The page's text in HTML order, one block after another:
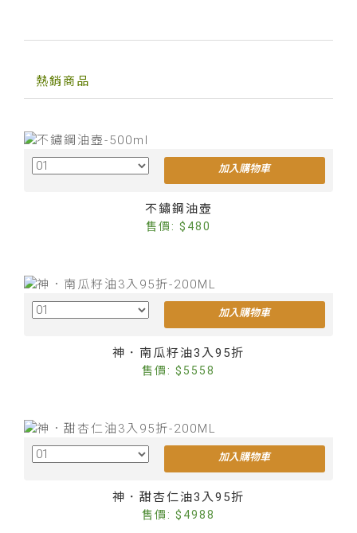
熱銷商品
加入購物車
不鏽鋼油壺
售價: $480
加入購物車
神．南瓜籽油3入95折
售價: $5558
加入購物車
神．甜杏仁油3入95折
售價: $4988